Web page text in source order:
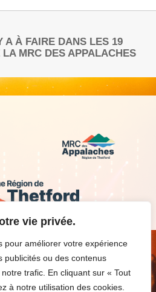
vie privée.
pour améliorer votre expérience
publicités ou des contenus
trafic. En cliquant sur « Tout
à notre utilisation des cookies.
A À FAIRE DANS LES 19
MRC DES APPALACHES
Critères d’admissibilité